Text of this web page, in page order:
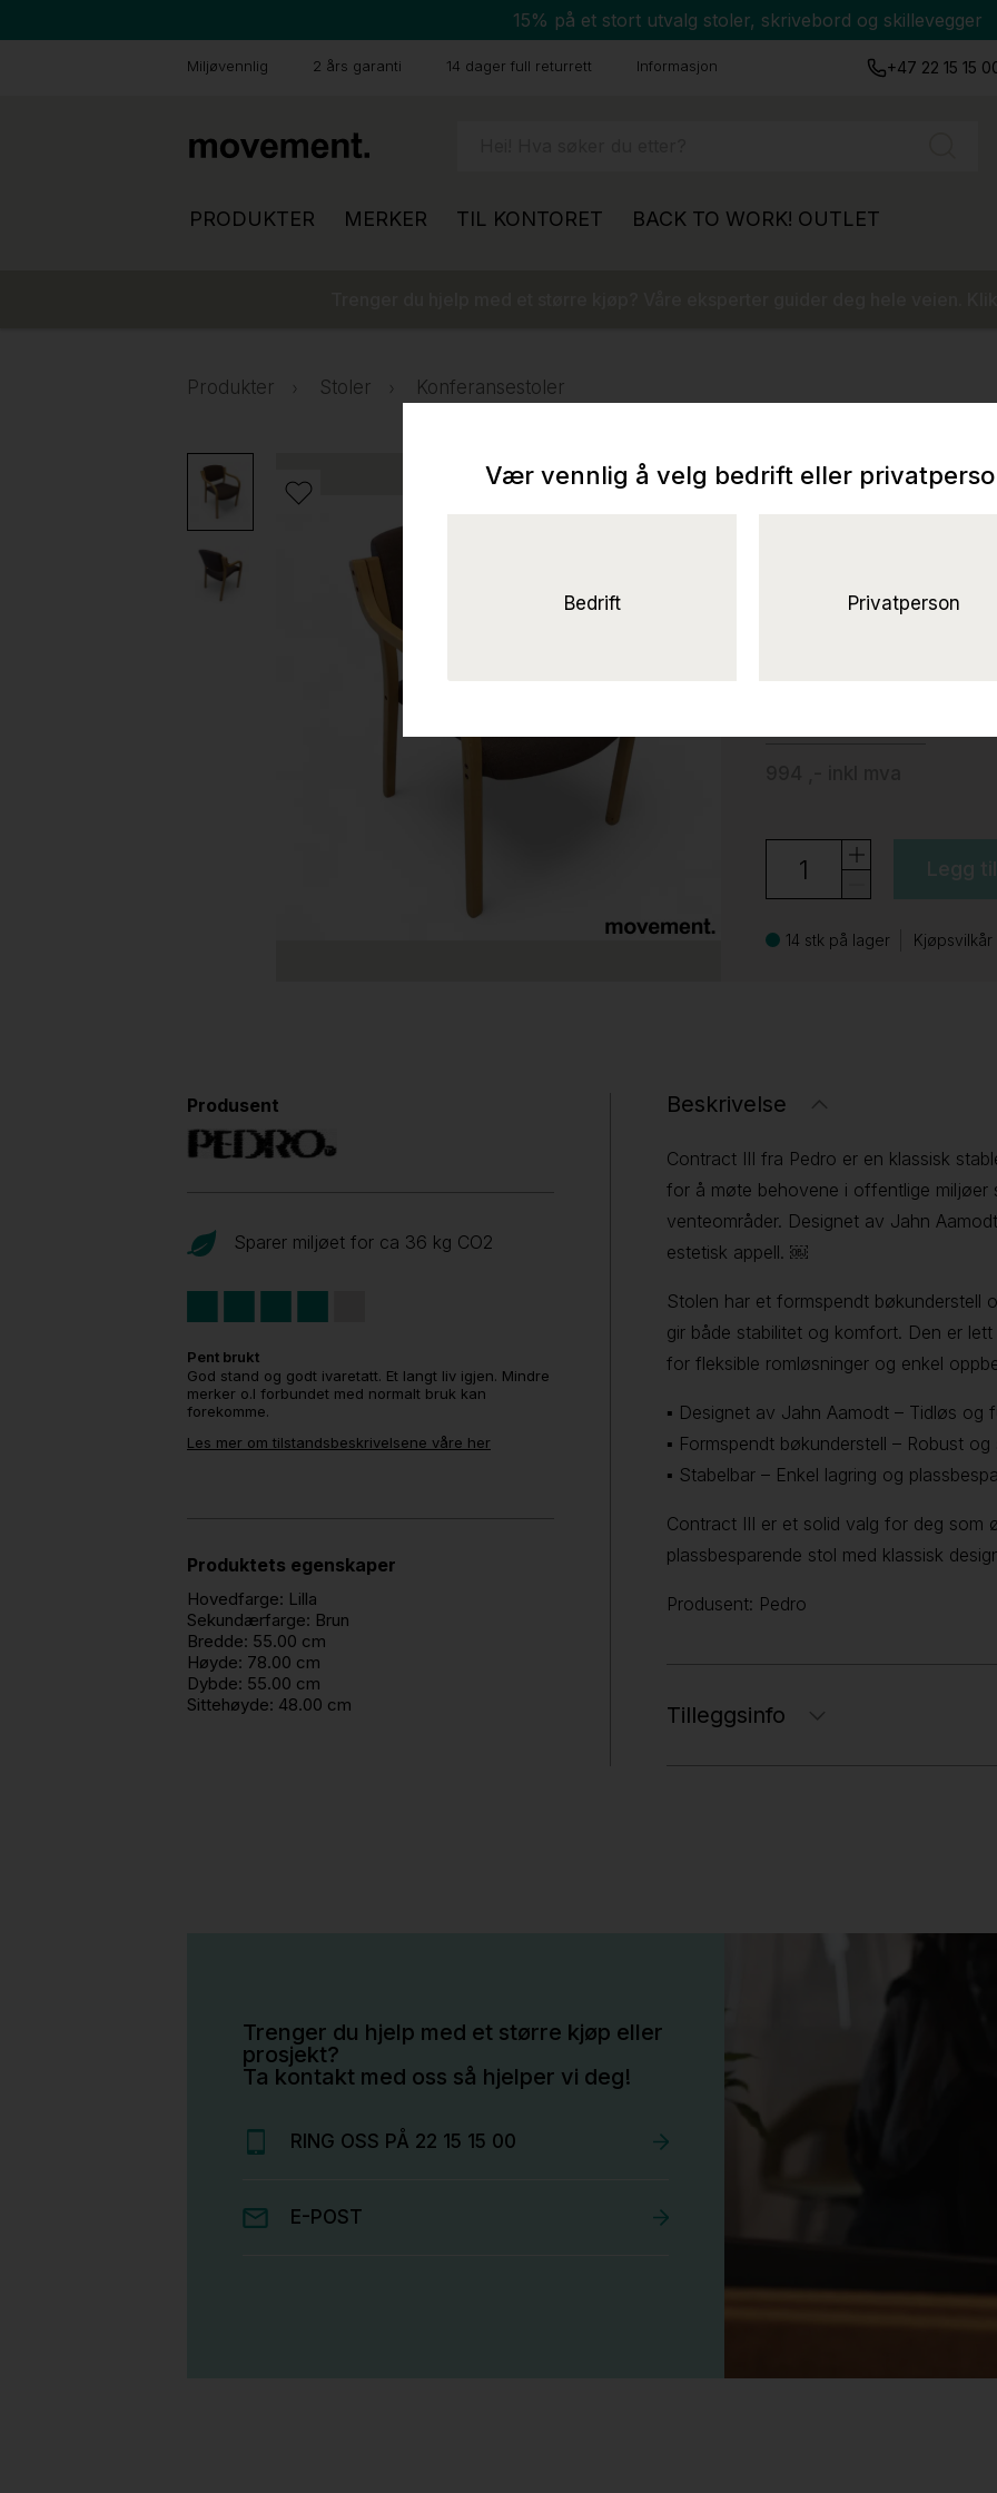
15% på et stort utvalg stoler, skrivebord og skillevegger
Miljøvennlig 2 års garanti 14 dager full returrett Informasjon +47 22 15 15
PRODUKTER MERKER TIL KONTORET BACK TO WORK! OUTLET
Produkter Stoler Konferansestoler
Legg
14 stk på lager Kjøpsvilkår
Produsent
Sparer miljøet for ca 36 kg CO2
Pent brukt
God stand og godt ivaretatt. Et langt liv igjen. Mindre
merker o.l forbundet med normalt bruk kan
forekomme.
Les mer om tilstandsbeskrivelsene våre her
Produktets egenskaper
Hovedfarge: Lilla
Sekundærfarge: Brun
Bredde: 55.00 cm
Høyde: 78.00 cm
Dybde: 55.00 cm
Sittehøyde: 48.00 cm
Beskrivelse
Contract III fra Pedro er en klassisk
for å møte behovene i offentlige miljøer
venteområder. Designet av Jahn
estetisk appell. ￼
Stolen har et formspendt bøkunderstell
gir både stabilitet og komfort. Den er
for fleksible romløsninger og enkel
▪ Designet av Jahn Aamodt – Tidløs og
▪ Formspendt bøkunderstell – Robust og
▪ Stabelbar – Enkel lagring og
Contract III er et solid valg for deg som
plassbesparende stol med klassisk
Produsent: Pedro
Tilleggsinfo
Trenger du hjelp med et større kjøp eller
prosjekt?
Ta kontakt med oss så hjelper vi deg!
RING OSS PÅ 22 15 15 00
E-POST
Vær vennlig å velg bedrift eller
Bedrift Privatperson